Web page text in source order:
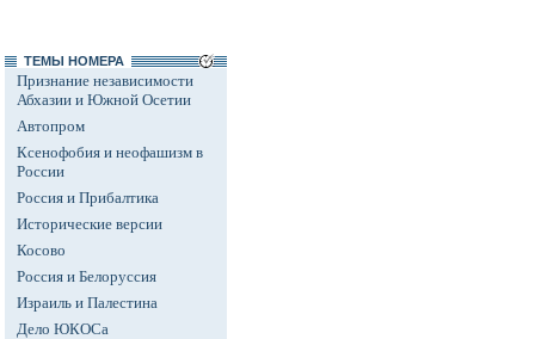
ТЕМЫ НОМЕРА
Признание независимости
Абхазии и Южной Осетии
Автопром
Ксенофобия и неофашизм в
России
Россия и Прибалтика
Исторические версии
Косово
Россия и Белоруссия
Израиль и Палестина
Дело ЮКОСа